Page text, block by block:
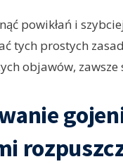
powikłań i
tych prostych
objawów,